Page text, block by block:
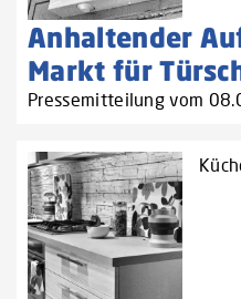
Anhaltender
Markt für
Pressemitteilung vom